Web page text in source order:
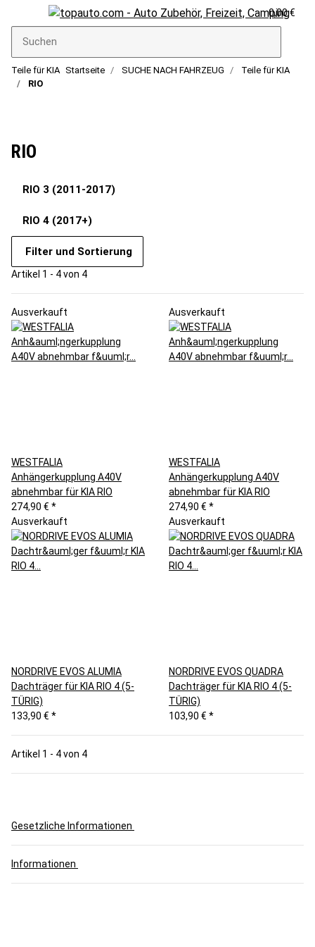
0,00 €
Teile für KIA Startseite SUCHE NACH FAHRZEUG
Teile für KIA
RIO
RIO
RIO 3 (2011-2017)
RIO 4 (2017+)
Filter und Sortierung
Artikel 1 - 4 von 4
Ausverkauft
WESTFALIA
Anhängerkupplung A40V
abnehmbar für KIA RIO
274,90 € *
Ausverkauft
WESTFALIA
Anhängerkupplung A40V
abnehmbar für KIA RIO
274,90 € *
Ausverkauft
NORDRIVE EVOS ALUMIA
Dachträger für KIA RIO 4 (5-
TÜRIG)
133,90 € *
Ausverkauft
NORDRIVE EVOS QUADRA
Dachträger für KIA RIO 4 (5-
TÜRIG)
103,90 € *
Artikel 1 - 4 von 4
Gesetzliche Informationen
Informationen